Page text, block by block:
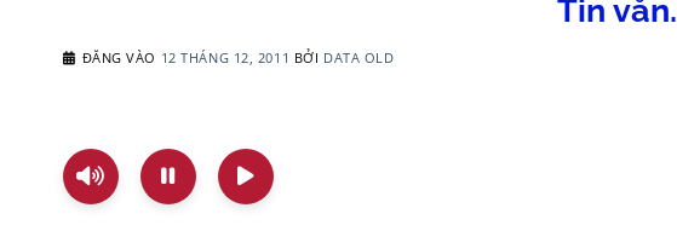
Tin vắn.
ĐĂNG VÀO 12 THÁNG 12, 2011 BỞI DATA OLD